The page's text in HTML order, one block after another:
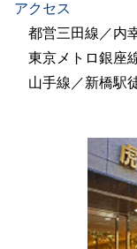
アクセス
都営三田線／内
東京メトロ銀座
山手線／新橋駅